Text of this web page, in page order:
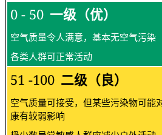
0 - 50 一级（优）
空气质量令人满意，基本无空气污染
各类人群可正常活动
51 -100 二级（良）
空气质量可接受，但某些污染物可能
康有较弱影响